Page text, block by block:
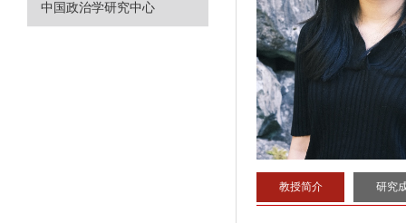
中国政治学研究中心
教授简介 研究